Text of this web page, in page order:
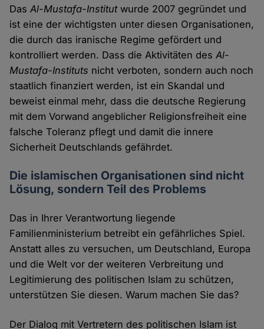
DasAl-Mustafa-Institutwurde 2007 gegründet und
ist eine der wichtigsten unter diesen Organisationen,
die durch das iranische Regime gefördert und
kontrolliert werden. Dass die Aktivitäten desAl-
Mustafa-Instituts nicht verboten, sondern auch noch
staatlich finanziert werden, ist ein Skandal und
beweist einmal mehr, dass die deutsche Regierung
mit dem Vorwand angeblicher Religionsfreiheit eine
falsche Toleranz pflegt und damit die innere
Sicherheit Deutschlands gefährdet.
Die islamischen Organisationen sind nicht
Lösung, sondern Teil des Problems
Das in Ihrer Verantwortung liegende
Familienministerium betreibt ein gefährliches Spiel.
Anstatt alles zu versuchen, um Deutschland, Europa
und die Welt vor der weiteren Verbreitung und
Legitimierung des politischen Islam zu schützen,
unterstützen Sie diesen. Warum machen Sie das?
Der Dialog mit Vertretern des politischen Islam ist